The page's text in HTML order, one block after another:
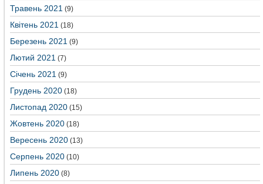
Травень 2021 (9)
Квітень 2021 (18)
Березень 2021 (9)
Лютий 2021 (7)
Січень 2021 (9)
Грудень 2020 (18)
Листопад 2020 (15)
Жовтень 2020 (18)
Вересень 2020 (13)
Серпень 2020 (10)
Липень 2020 (8)